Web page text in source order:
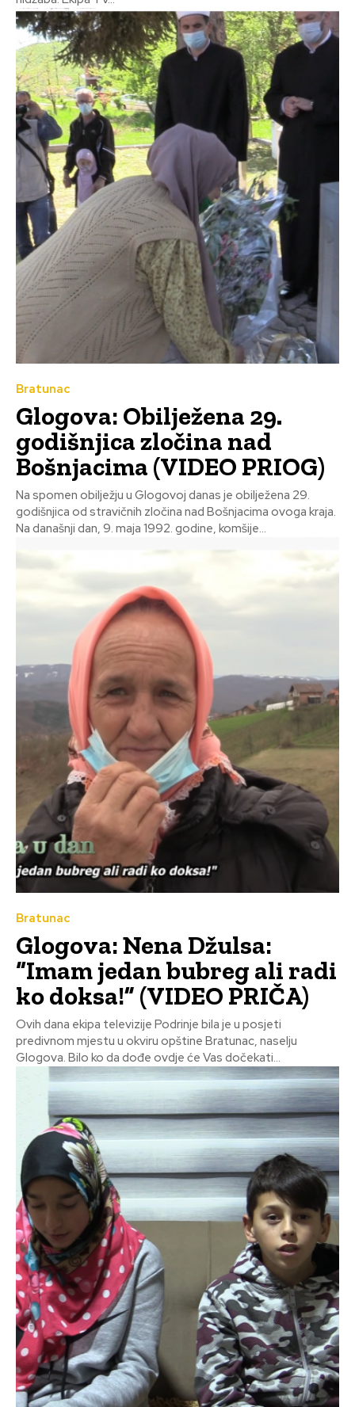
Bratunac
Glogova: Obilježena 29.
godišnjica zločina nad
Bošnjacima (VIDEO PRIOG)
Na spomen obilježju u Glogovoj danas je obilježena 29.
godišnjica od stravičnih zločina nad Bošnjacima ovoga kraja.
Na današnji dan, 9. maja 1992. godine, komšije...
Bratunac
Glogova: Nena Džulsa:
“Imam jedan bubreg ali radi
ko doksa!” (VIDEO PRIČA)
Ovih dana ekipa televizije Podrinje bila je u posjeti
predivnom mjestu u okviru opštine Bratunac, naselju
Glogova. Bilo ko da dođe ovdje će Vas dočekati...